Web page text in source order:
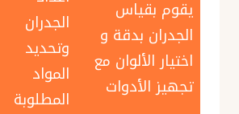
يقوم بقياس
الجدران بدقة و
اختيار الألوان مع
تجهيز الأدوات
الجدران
وتحديد
المواد
المطلوبة